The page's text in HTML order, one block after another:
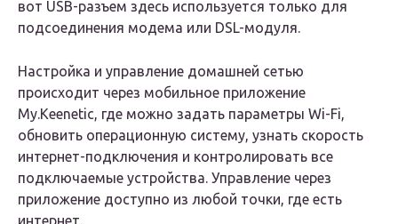
вот USB-разъем здесь используется только для
подсоединения модема или DSL-модуля.
Настройка и управление домашней сетью
происходит через мобильное приложение
My.Keenetic, где можно задать параметры Wi-Fi,
обновить операционную систему, узнать скорость
интернет-подключения и контролировать все
подключаемые устройства. Управление через
приложение доступно из любой точки, где есть